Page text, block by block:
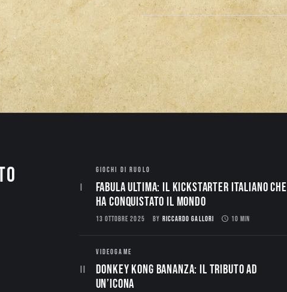
GIOCHI DI RUOLO
Fabula Ultima: il Kickstarter italiano che
ha conquistato il mondo
13 OTTOBRE 2025 BY RICCARDO GALLORI 10 MIN
VIDEOGAME
Donkey Kong Bananza: Il Tributo ad
un’Icona